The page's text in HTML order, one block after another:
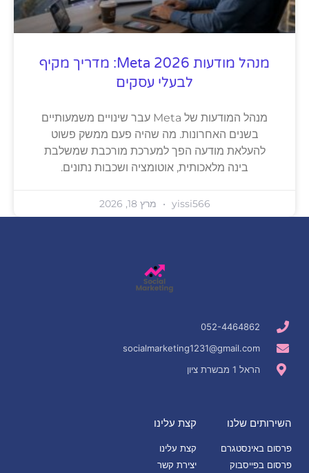
מנהל מודעות Meta 2026: מדריך מקיף
לבעלי עסקים
מנהל המודעות של Meta עבר שינויים משמעותיים
בשנים האחרונות. מה שהיה פעם ממשק פשוט
להעלאת מודעה הפך למערכת מורכבת שמשלבת
בינה מלאכותית, אוטומציה ושכבות נתונים.
yissi566 מרץ 18, 2026
052-4464862
socialmarketing1231@gmail.com
הראל 1 מבשרת ציון
השירותים שלנו
פרסום באינסטגרם
פרסום בפייסבוק
קצת עלינו
קצת עלינו
יצירת קשר